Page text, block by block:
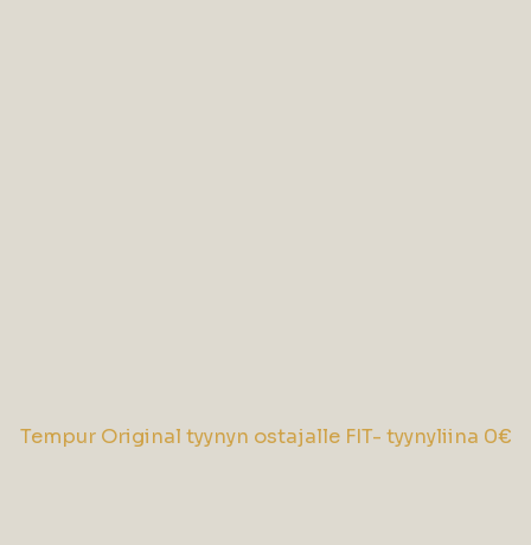
Tempur Original tyynyn ostajalle FIT- tyynyliina 0€